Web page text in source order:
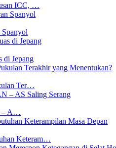
ICC, …
di Jepang
Ter…
– A…
Keteram…